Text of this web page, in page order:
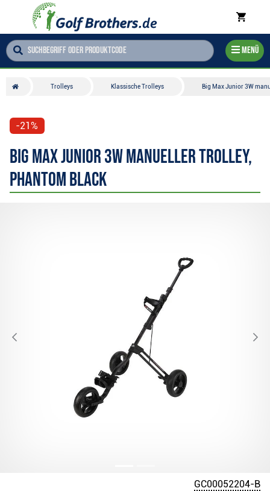
Menü
Trolleys Klassische Trolleys Big Max Junior 3W
-21%
Big Max Junior 3W manueller Trolley,
Phantom Black
GC00052204-B